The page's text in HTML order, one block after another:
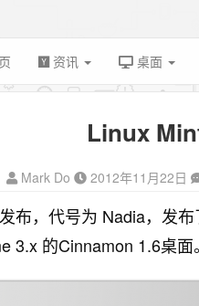
资讯 桌面
Linux
Mark Do 2012年11月22日
布，代号为 Nadia，发
3.x 的Cinnamon 1.6桌面。